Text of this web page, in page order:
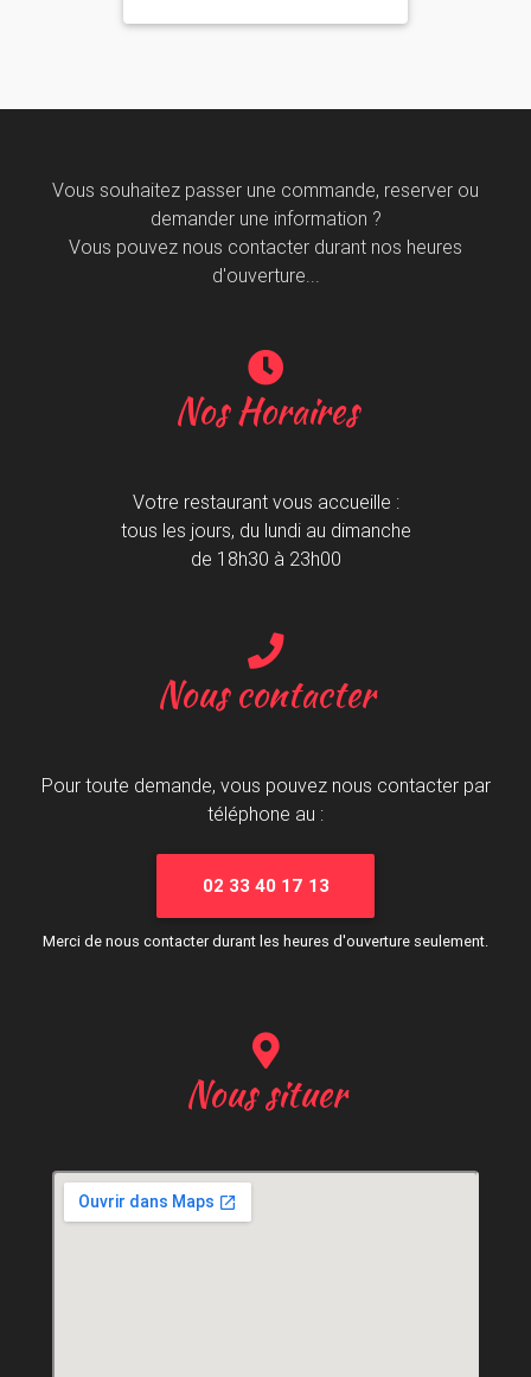
Vous souhaitez passer une commande, reserver ou
demander une information ?
Vous pouvez nous contacter durant nos heures
d'ouverture...
Nous situer
Nous contacter
Pour toute demande, vous pouvez nous contacter par
téléphone au :
02 33 40 17 13
Merci de nous contacter durant les heures d'ouverture seulement.
Nos Horaires
Votre restaurant vous accueille :
tous les jours, du lundi au dimanche
de 18h30 à 23h00